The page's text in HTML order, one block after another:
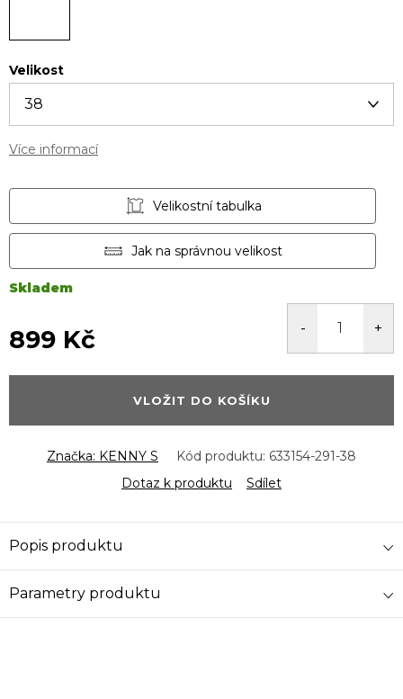
Velikost
Více informací
Velikostní tabulka
Jak na správnou velikost
Skladem
899 Kč
cena:
VLOŽIT DO KOŠÍKU
Značka: KENNY S Kód produktu: 633154-291-38
Dotaz k produktu
Sdílet
Popis produktu
Parametry produktu